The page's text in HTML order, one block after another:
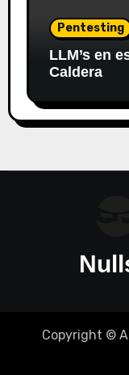
Pentesting
LLM’s en
Caldera
Copyright ©